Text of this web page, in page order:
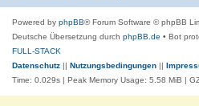
Powered by phpBB® Forum Software © phpBB
Deutsche Übersetzung durch phpBB.de • Bot
FULL-STACK
Datenschutz || Nutzungsbedingungen ||
Time: 0.029s | Peak Memory Usage: 5.58 MiB |